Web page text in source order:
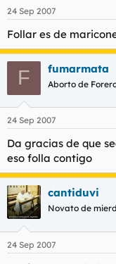
24 Sep 2007
Follar es de
F fumarmata
Aborto de
24 Sep 2007
Da gracias de que
eso folla contigo
cantiduvi
Novato de
24 Sep 2007